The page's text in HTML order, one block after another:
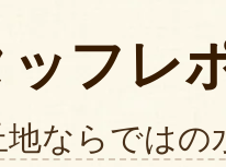
フレ
地ならではの